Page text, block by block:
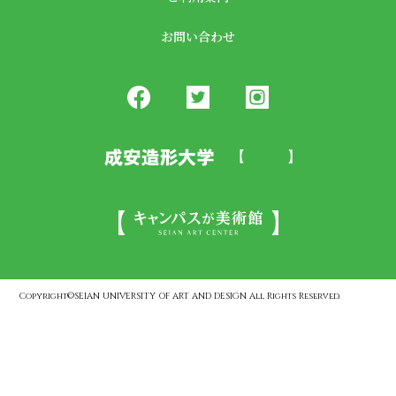
お問い合わせ
Copyright©SEIAN UNIVERSITY OF ART AND DESIGN All Rights Reserved.